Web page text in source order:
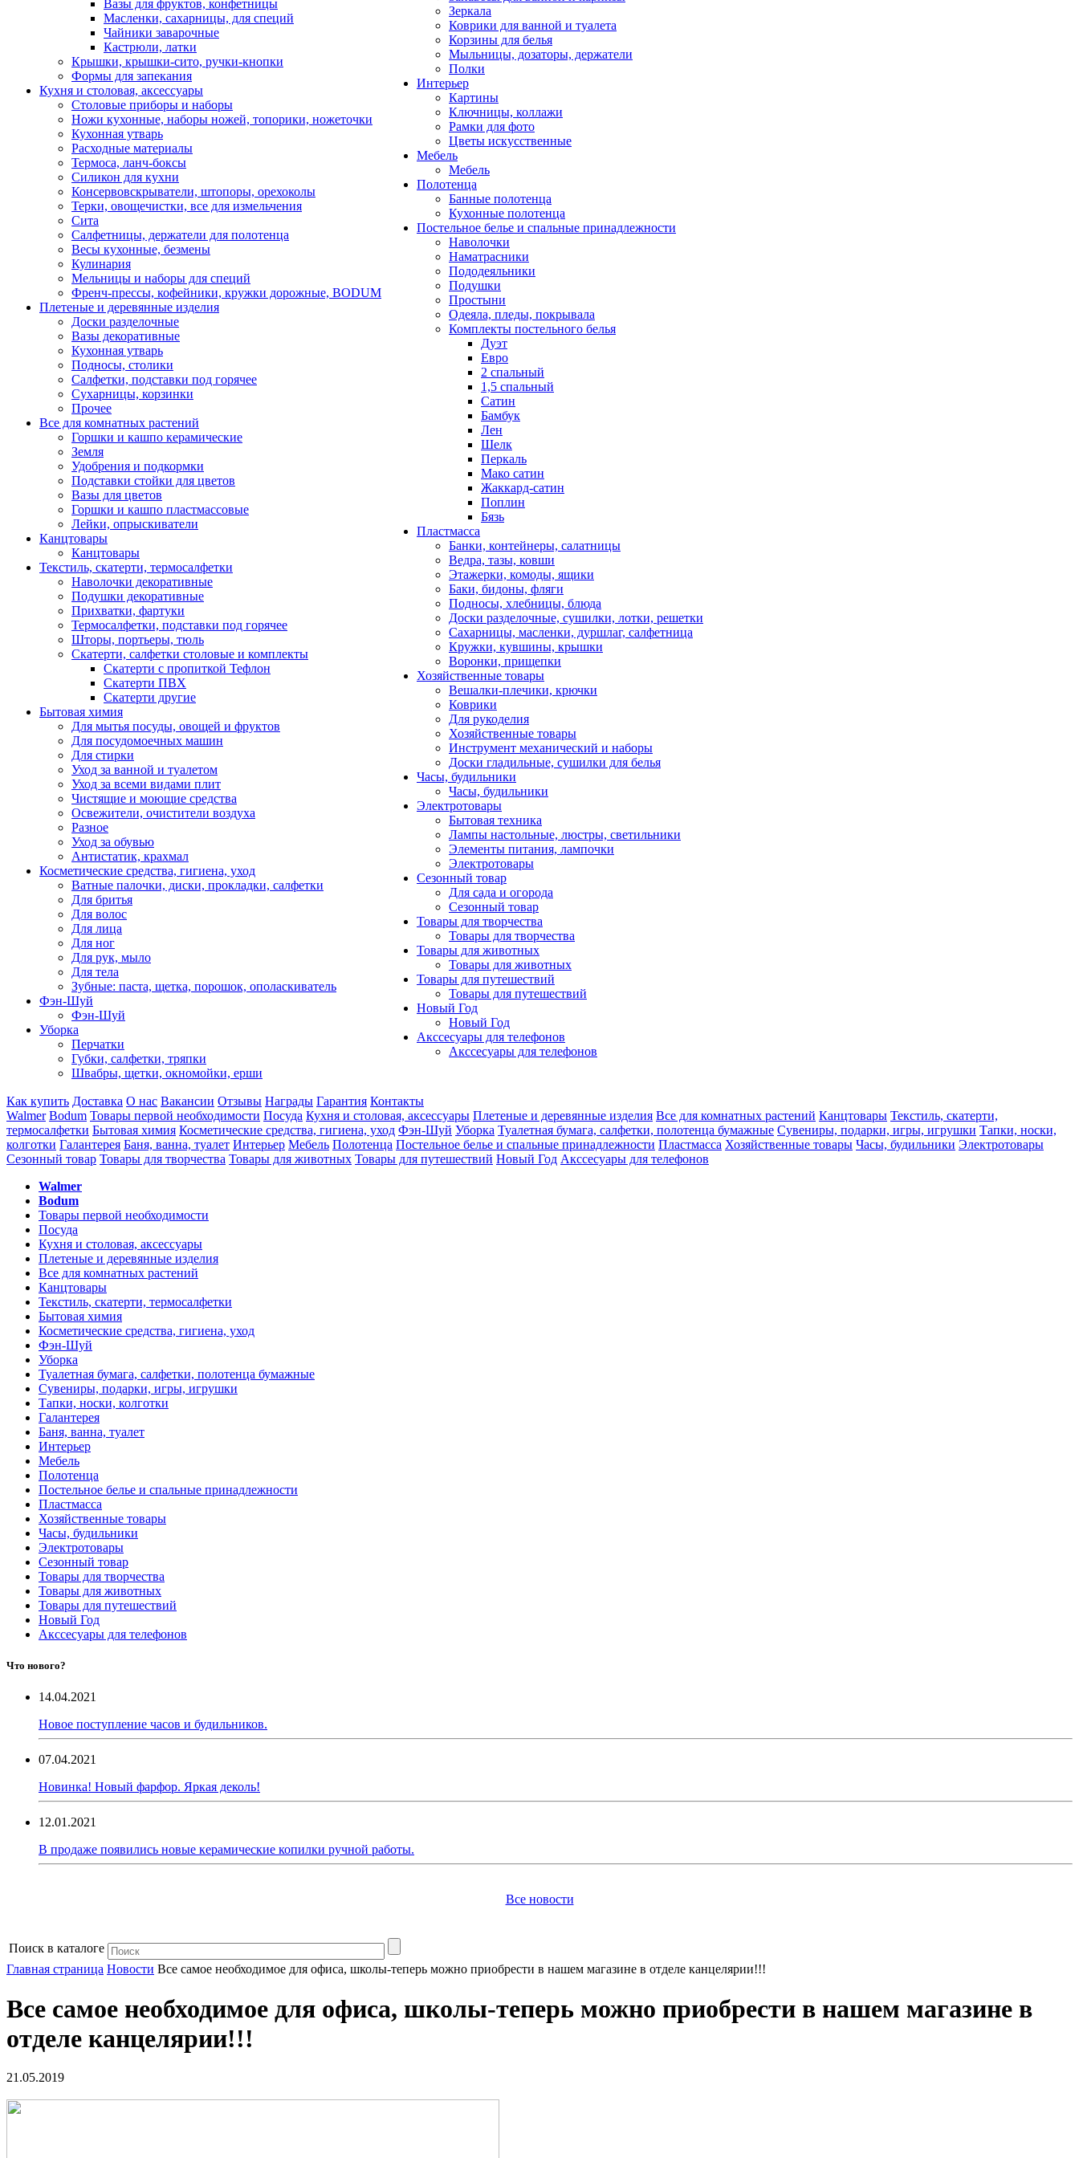
Вазы для фруктов, конфетницы
Масленки, сахарницы, для специй
Чайники заварочные
Кастрюли, латки
Крышки, крышки-сито, ручки-кнопки
Формы для запекания
Кухня и столовая, аксессуары
Столовые приборы и наборы
Ножи кухонные, наборы ножей, топорики, ножеточки
Кухонная утварь
Расходные материалы
Термоса, ланч-боксы
Силикон для кухни
Консервовскрыватели, штопоры, орехоколы
Терки, овощечистки, все для измельчения
Сита
Салфетницы, держатели для полотенца
Весы кухонные, безмены
Кулинария
Мельницы и наборы для специй
Френч-прессы, кофейники, кружки дорожные, BODUM
Плетеные и деревянные изделия
Доски разделочные
Вазы декоративные
Кухонная утварь
Подносы, столики
Салфетки, подставки под горячее
Сухарницы, корзинки
Прочее
Все для комнатных растений
Горшки и кашпо керамические
Земля
Удобрения и подкормки
Подставки стойки для цветов
Вазы для цветов
Горшки и кашпо пластмассовые
Лейки, опрыскиватели
Канцтовары
Канцтовары
Текстиль, скатерти, термосалфетки
Наволочки декоративные
Подушки декоративные
Прихватки, фартуки
Термосалфетки, подставки под горячее
Шторы, портьеры, тюль
Скатерти, салфетки столовые и комплекты
Скатерти с пропиткой Тефлон
Скатерти ПВХ
Скатерти другие
Бытовая химия
Для мытья посуды, овощей и фруктов
Для посудомоечных машин
Для стирки
Уход за ванной и туалетом
Уход за всеми видами плит
Чистящие и моющие средства
Освежители, очистители воздуха
Разное
Уход за обувью
Антистатик, крахмал
Косметические средства, гигиена, уход
Ватные палочки, диски, прокладки, салфетки
Для бритья
Для волос
Для лица
Для ног
Для рук, мыло
Для тела
Зубные: паста, щетка, порошок, ополаскиватель
Фэн-Шуй
Фэн-Шуй
Уборка
Перчатки
Губки, салфетки, тряпки
Швабры, щетки, окномойки, ерши
Зеркала
Коврики для ванной и туалета
Корзины для белья
Мыльницы, дозаторы, держатели
Полки
Интерьер
Картины
Ключницы, коллажи
Рамки для фото
Цветы искусственные
Мебель
Мебель
Полотенца
Банные полотенца
Кухонные полотенца
Постельное белье и спальные принадлежности
Наволочки
Наматрасники
Пододеяльники
Подушки
Простыни
Одеяла, пледы, покрывала
Комплекты постельного белья
Дуэт
Евро
2 спальный
1,5 спальный
Сатин
Бамбук
Лен
Шелк
Перкаль
Мако сатин
Жаккард-сатин
Поплин
Бязь
Пластмасса
Банки, контейнеры, салатницы
Ведра, тазы, ковши
Этажерки, комоды, ящики
Баки, бидоны, фляги
Подносы, хлебницы, блюда
Доски разделочные, сушилки, лотки, решетки
Сахарницы, масленки, дуршлаг, салфетница
Кружки, кувшины, крышки
Воронки, прищепки
Хозяйственные товары
Вешалки-плечики, крючки
Коврики
Для рукоделия
Хозяйственные товары
Инструмент механический и наборы
Доски гладильные, сушилки для белья
Часы, будильники
Часы, будильники
Электротовары
Бытовая техника
Лампы настольные, люстры, светильники
Элементы питания, лампочки
Электротовары
Сезонный товар
Для сада и огорода
Сезонный товар
Товары для творчества
Товары для творчества
Товары для животных
Товары для животных
Товары для путешествий
Товары для путешествий
Новый Год
Новый Год
Акссесуары для телефонов
Акссесуары для телефонов
Как купить Доставка О нас Вакансии Отзывы Награды Гарантия Контакты
Walmer Bodum Товары первой необходимости Посуда Кухня и столовая, аксессуары Плетеные и деревянные изделия Все для комнатных растений Канцтовары Текстиль, скатерти,
термосалфетки Бытовая химия Косметические средства, гигиена, уход Фэн-Шуй Уборка Туалетная бумага, салфетки, полотенца бумажные Сувениры, подарки, игры, игрушки Тапки, носки,
колготки Галантерея Баня, ванна, туалет Интерьер Мебель Полотенца Постельное белье и спальные принадлежности Пластмасса Хозяйственные товары Часы, будильники Электротовары
Сезонный товар Товары для творчества Товары для животных Товары для путешествий Новый Год Акссесуары для телефонов
Walmer
Bodum
Товары первой необходимости
Посуда
Кухня и столовая, аксессуары
Плетеные и деревянные изделия
Все для комнатных растений
Канцтовары
Текстиль, скатерти, термосалфетки
Бытовая химия
Косметические средства, гигиена, уход
Фэн-Шуй
Уборка
Туалетная бумага, салфетки, полотенца бумажные
Сувениры, подарки, игры, игрушки
Тапки, носки, колготки
Галантерея
Баня, ванна, туалет
Интерьер
Мебель
Полотенца
Постельное белье и спальные принадлежности
Пластмасса
Хозяйственные товары
Часы, будильники
Электротовары
Сезонный товар
Товары для творчества
Товары для животных
Товары для путешествий
Новый Год
Акссесуары для телефонов
Что нового?
14.04.2021
Новое поступление часов и будильников.
07.04.2021
Новинка! Новый фарфор. Яркая деколь!
12.01.2021
В продаже появились новые керамические копилки ручной работы.
Все новости
Поиск в каталоге
Главная страница Новости Все самое необходимое для офиса, школы-теперь можно приобрести в нашем магазине в отделе канцелярии!!!
Все самое необходимое для офиса, школы-теперь можно приобрести в нашем магазине в
отделе канцелярии!!!
21.05.2019